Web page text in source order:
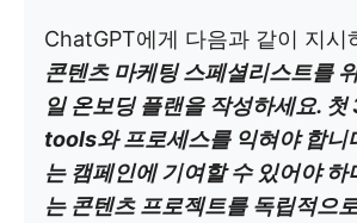
ChatGPT에게 다음과 같이 지시
콘텐츠 마케팅 스페셜리스트를
일 온보딩 플랜을 작성하세요.
tools와 프로세스를 익혀야 합니
는 캠페인에 기여할 수 있어야
는 콘텐츠 프로젝트를 독립적으